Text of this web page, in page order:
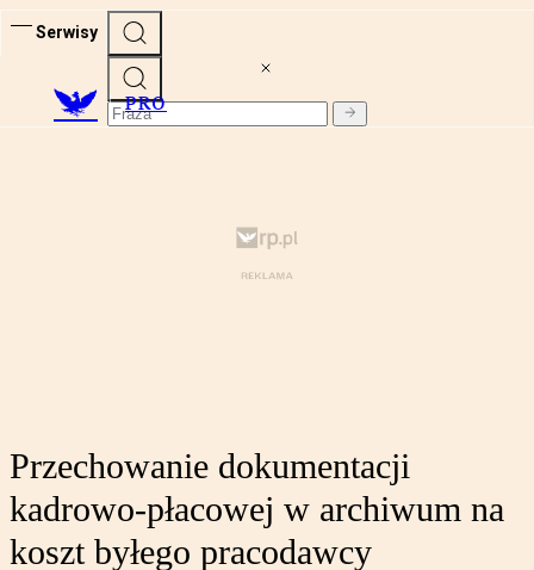
Serwisy
PRO
Przechowanie dokumentacji
kadrowo-płacowej w archiwum na
koszt byłego pracodawcy